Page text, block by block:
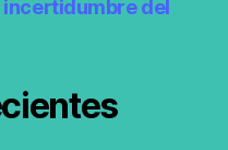
del